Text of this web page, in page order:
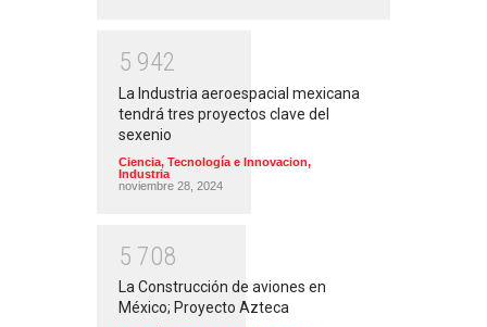
5 942
La Industria aeroespacial mexicana
tendrá tres proyectos clave del
sexenio
Ciencia, Tecnología e Innovacion,
Industria
noviembre 28, 2024
5 708
La Construcción de aviones en
México; Proyecto Azteca